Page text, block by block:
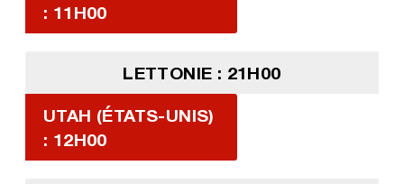
: 11H00
LETTONIE : 21H00
UTAH (ÉTATS-UNIS)
: 12H00